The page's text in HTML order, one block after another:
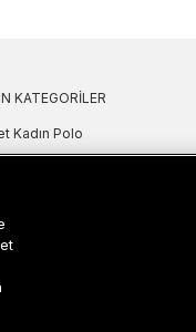
KATEGORILER
Kadın Polo
Kadın T-Shirt & Bluz
Kadın Elbise
Kadın Yelek
Kadın Mont & Ceket